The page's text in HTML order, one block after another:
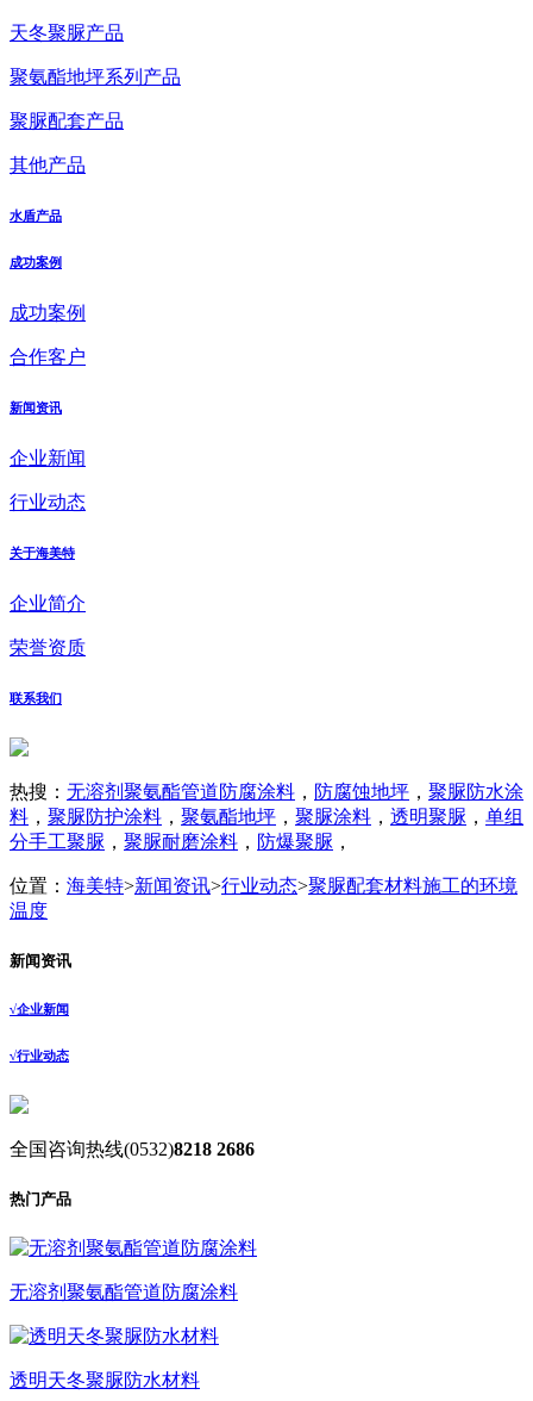
天冬聚脲产品
聚氨酯地坪系列产品
聚脲配套产品
其他产品
水盾产品
成功案例
成功案例
合作客户
新闻资讯
企业新闻
行业动态
关于海美特
企业简介
荣誉资质
联系我们
热搜： 无溶剂聚氨酯管道防腐涂料 ， 防腐蚀地坪 ， 聚脲防水涂
料 ， 聚脲防护涂料 ， 聚氨酯地坪 ， 聚脲涂料 ， 透明聚脲 ， 单组
分手工聚脲 ， 聚脲耐磨涂料 ， 防爆聚脲 ，
位置： 海美特>新闻资讯>行业动态>聚脲配套材料施工的环境
温度
新闻资讯
√企业新闻
√行业动态
全国咨询热线(0532)8218 2686
热门产品
无溶剂聚氨酯管道防腐涂料
透明天冬聚脲防水材料